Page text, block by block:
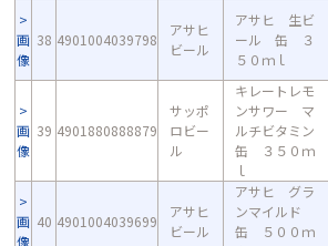
画
像
38 4901004039798
アサヒ
ビール
アサヒ 生ビ
ール 缶 ３
５０ｍｌ
画
像
39 4901880888879
サッポ
ロビー
ル
キレートレモ
ンサワー マ
ルチビタミン
缶 ３５０ｍ
ｌ
画
像
40 4901004039699
アサヒ
ビール
アサヒ グラ
ンマイルド
缶 ５００ｍ